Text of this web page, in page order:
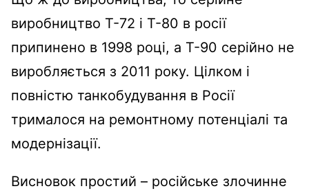
виробництво Т-72 і Т-80 в росії
припинено в 1998 році, а Т-90 серійно не
виробляється з 2011 року. Цілком і
повністю танкобудування в Росії
трималося на ремонтному потенціалі та
модернізації.
Висновок простий – російське злочинне